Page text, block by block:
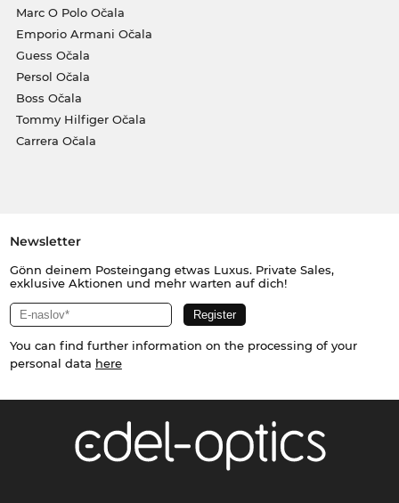
Marc O Polo Očala
Emporio Armani Očala
Guess Očala
Persol Očala
Boss Očala
Tommy Hilfiger Očala
Carrera Očala
Newsletter
Gönn deinem Posteingang etwas Luxus. Private Sales,
exklusive Aktionen und mehr warten auf dich!
You can find further information on the processing of your
personal data here